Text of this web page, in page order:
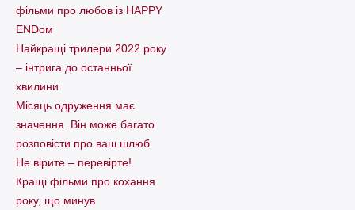
фільми про любов із HAPPY
ENDом
Найкращі трилери 2022 року
– інтрига до останньої
хвилини
Місяць одруження має
значення. Він може багато
розповісти про ваш шлюб.
Не вірите – перевірте!
Кращі фільми про кохання
року, що минув